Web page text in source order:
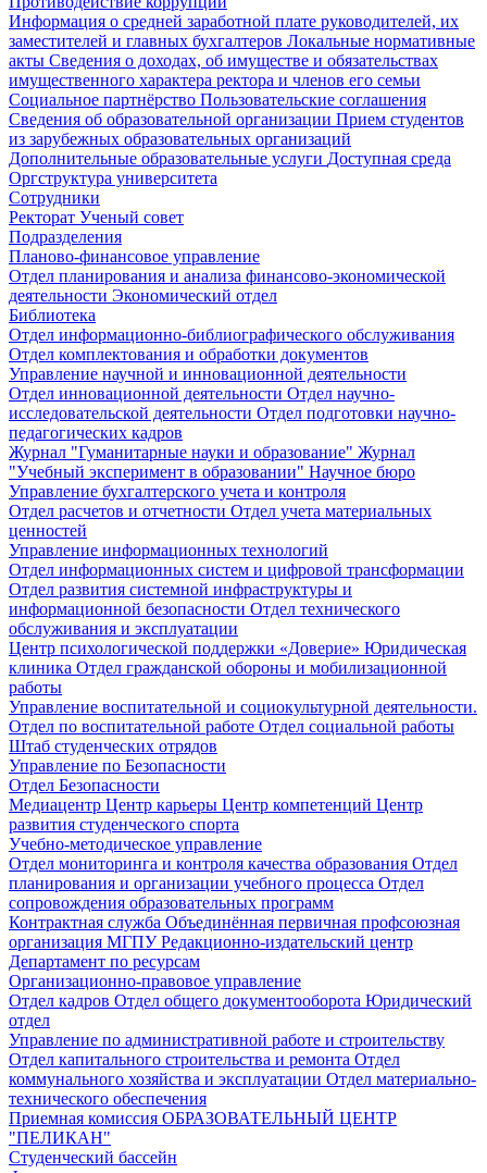
Информация о средней заработной плате руководителей, их
заместителей и главных бухгалтеров Локальные нормативные
акты Сведения о доходах, об имуществе и обязательствах
имущественного характера ректора и членов его семьи
Социальное партнёрство Пользовательские соглашения
Сведения об образовательной организации Прием студентов
из зарубежных образовательных организаций
Дополнительные образовательные услуги Доступная среда
Оргструктура университета
Сотрудники
Ректорат Ученый совет
Подразделения
Планово-финансовое управление
Отдел планирования и анализа финансово-экономической
деятельности Экономический отдел
Библиотека
Отдел информационно-библиографического обслуживания
Отдел комплектования и обработки документов
Управление научной и инновационной деятельности
Отдел инновационной деятельности Отдел научно-
исследовательской деятельности Отдел подготовки научно-
педагогических кадров
Журнал "Гуманитарные науки и образование" Журнал
"Учебный эксперимент в образовании" Научное бюро
Управление бухгалтерского учета и контроля
Отдел расчетов и отчетности Отдел учета материальных
ценностей
Управление информационных технологий
Отдел информационных систем и цифровой трансформации
Отдел развития системной инфраструктуры и
информационной безопасности Отдел технического
обслуживания и эксплуатации
Центр психологической поддержки «Доверие» Юридическая
клиника Отдел гражданской обороны и мобилизационной
работы
Управление воспитательной и социокультурной деятельности.
Отдел по воспитательной работе Отдел социальной работы
Штаб студенческих отрядов
Управление по Безопасности
Отдел Безопасности
Медиацентр Центр карьеры Центр компетенций Центр
развития студенческого спорта
Учебно-методическое управление
Отдел мониторинга и контроля качества образования Отдел
планирования и организации учебного процесса Отдел
сопровождения образовательных программ
Контрактная служба Объединённая первичная профсоюзная
организация МГПУРедакционно-издательский центр
Департамент по ресурсам
Организационно-правовое управление
Отдел кадров Отдел общего документооборота Юридический
отдел
Управление по административной работе и строительству
Отдел капитального строительства и ремонта Отдел
коммунального хозяйства и эксплуатации Отдел материально-
технического обеспечения
Приемная комиссия ОБРАЗОВАТЕЛЬНЫЙ ЦЕНТР
"ПЕЛИКАН"
Студенческий бассейн